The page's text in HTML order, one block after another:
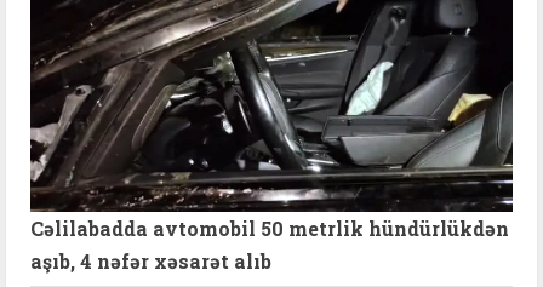
Cəlilabadda avtomobil 50 metrlik hündürlükdən
aşıb, 4 nəfər xəsarət alıb